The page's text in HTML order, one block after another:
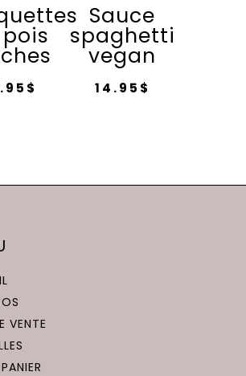
$
Sauce
spaghetti
vegan
14.95 $
VENTE